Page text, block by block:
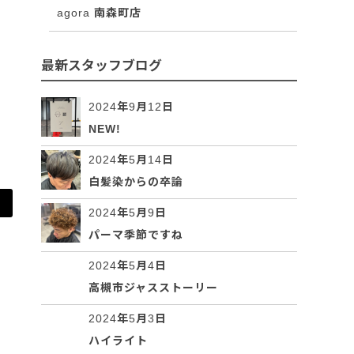
agora 南森町店
最新スタッフブログ
2024年9月12日
NEW!
2024年5月14日
白髪染からの卒論
2024年5月9日
パーマ季節ですね
2024年5月4日
高槻市ジャスストーリー
2024年5月3日
ハイライト